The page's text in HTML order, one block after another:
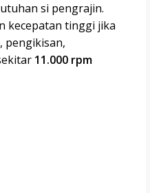
si pengrajin.
kecepatan tinggi jika
pengikisan,
11.000 rpm